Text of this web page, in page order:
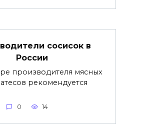
сосисок в
России
производителя мясных
рекомендуется
0 14